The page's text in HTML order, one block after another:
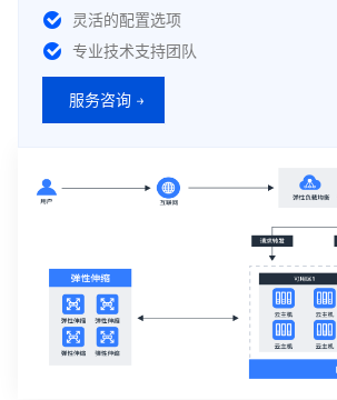
灵活的配置选项
专业技术支持团队
服务咨询 →